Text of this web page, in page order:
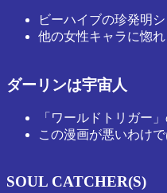
ビーハイブの珍発明
他の女性キャラに惚
ダーリンは宇宙人
「ワールドトリガー
この漫画が悪いわけ
SOUL CATCHER(S)